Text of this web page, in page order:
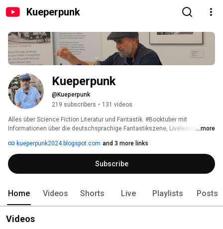
Kueperpunk
Kueperpunk
@Kueperpunk
219 subscribers • 131 videos
Alles über Science Fiction Literatur und Fantastik. #Booktuber mit
Informationen über die deutschsprachige Fantastikszene, Livelesunge und
...more
kueperpunk2024.blogspot.com and 3 more links
Subscribe
Home Videos Shorts Live Playlists Posts
Videos